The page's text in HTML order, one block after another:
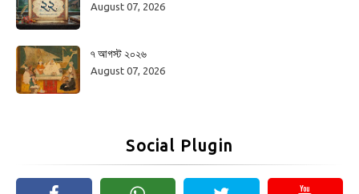
August 07, 2026
৭ আগস্ট ২০২৬
August 07, 2026
Social Plugin